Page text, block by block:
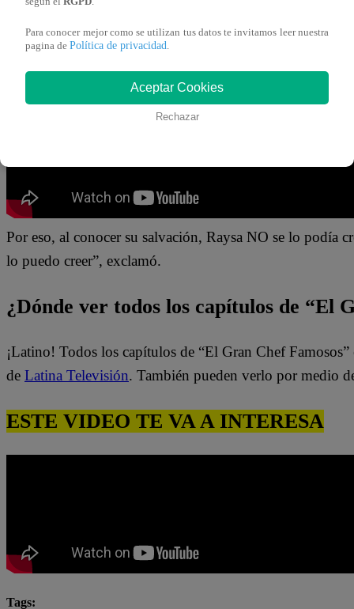
su pase directo al siguiente ciclo de la competencia
Al igual que Cotito y Anthony Chávez, Raysa y Tito
proceso.
Por eso, al conocer su salvación, Raysa NO se lo podía
lo puedo creer”, exclamó.
¿Dónde ver todos los capítulos de “El
¡Latino! Todos los capítulos de “El Gran Chef
de Latina Televisión. También pueden verlo por medio
ESTE VIDEO TE VA A INTERESA
Tags:
Para conocer mejor como se utilizan tus datos te invitamos leer nuestra
pagina de Política de privacidad
Aceptar Cookies
Rechazar